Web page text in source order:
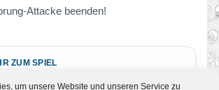
um unsere Website und unseren Service zu
Attacke beenden!
ZUM SPIEL